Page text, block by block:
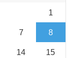
1
7 8
14 15